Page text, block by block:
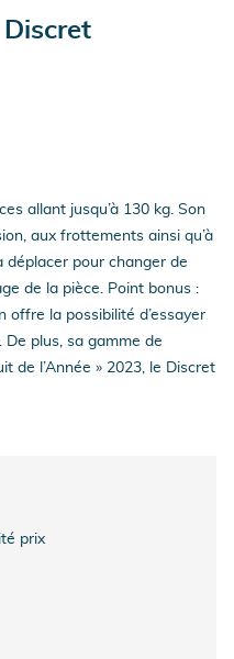
Discret
allant jusqu’à 130 kg. Son
aux frottements ainsi qu’à
déplacer pour changer de
de la pièce. Point bonus :
offre la possibilité d’essayer
plus, sa gamme de
de l’Année » 2023, le Discret
prix